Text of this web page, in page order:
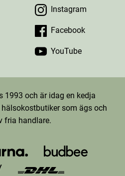
Instagram
Facebook
YouTube
1993 och är idag en kedja
som ägs och
fria handlare.